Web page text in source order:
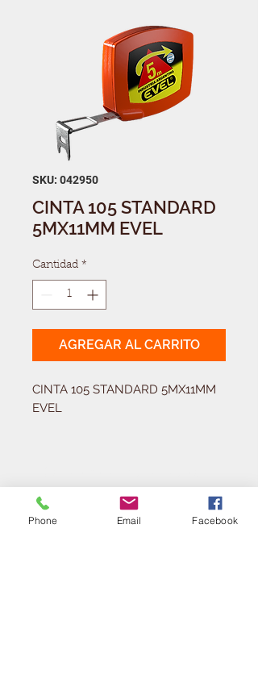
SKU: 042950
CINTA 105 STANDARD
5MX11MM EVEL
Cantidad *
AGREGAR AL CARRITO
CINTA 105 STANDARD 5MX11MM
EVEL
¿Necesitas equipar tu
ferretería?
Phone Email Facebook